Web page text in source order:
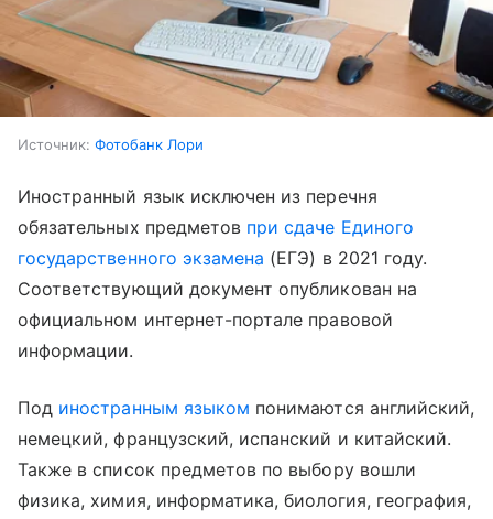
Источник: Фотобанк Лори
Иностранный язык исключен из перечня
обязательных предметов при сдаче Единого
государственного экзамена (ЕГЭ) в 2021 году.
Соответствующий документ опубликован на
официальном интернет-портале правовой
информации.
Под иностранным языком понимаются английский,
немецкий, французский, испанский и китайский.
Также в список предметов по выбору вошли
физика, химия, информатика, биология, география,